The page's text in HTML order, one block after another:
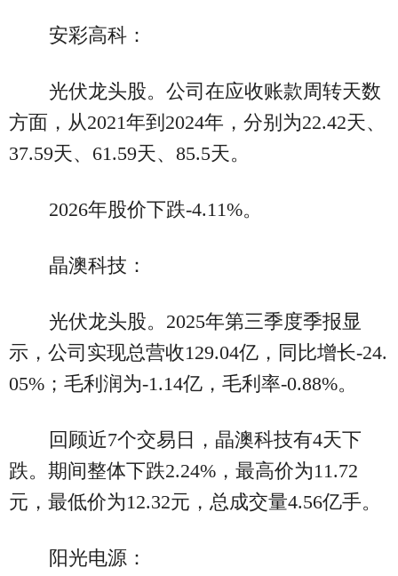
安彩高科：
光伏龙头股。公司在应收账款周转天数
方面，从2021年到2024年，分别为22.42天、
37.59天、61.59天、85.5天。
2026年股价下跌-4.11%。
晶澳科技：
光伏龙头股。2025年第三季度季报显
示，公司实现总营收129.04亿，同比增长-24.
05%；毛利润为-1.14亿，毛利率-0.88%。
回顾近7个交易日，晶澳科技有4天下
跌。期间整体下跌2.24%，最高价为11.72
元，最低价为12.32元，总成交量4.56亿手。
阳光电源：